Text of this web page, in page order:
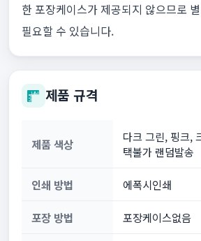
한 포장케이스가 제공되지 않으므로
필요할 수 있습니다.
제품 규격
제품 색상
다크 그린, 핑크,
택불가 랜덤발송
인쇄 방법 에폭시인쇄
포장 방법 포장케이스없음